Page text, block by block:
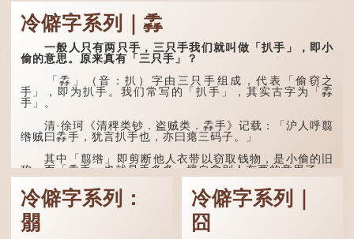
冷僻字系列｜掱
一般人只有两只手，三只手我们就叫做「扒手」，即小
偷的意思。原来真有「三只手」？
「掱」（音：扒）字由三只手组成，代表「偷窃之
手」，即为扒手。我们常写的「扒手」，其实古字为「掱
手」。
清·徐珂《清稗类钞．盗贼类．掱手》记载：「沪人呼翦
绺贼曰掱手，犹言扒手也，亦曰瘪三码子。」
其中「翦绺」即剪断他人衣带以窃取钱物，是小偷的旧
称。而「掱手」也就是手多多，擅自拿别人东西的意思了...
冷僻字系列：
朤
冷僻字系列｜
囧